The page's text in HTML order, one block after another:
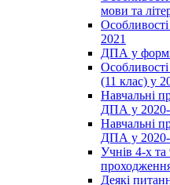
мови та
2021
ДПА у
(11 клас) у
Навчальні
ДПА у 2020-
Навчальні
ДПА у 2020-
Учнів 4-х та
Деякі